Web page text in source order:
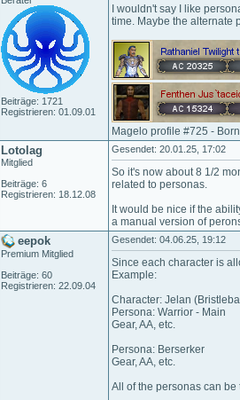
Beiträge: 1721
Registrieren: 01.09.01
I wouldn't say I like
time. Maybe the alternate
Magelo profile #725 -
Lotolag
Mitglied
Beiträge: 6
Registrieren: 18.12.08
Gesendet: 20.01.25, 17:02
So it's now about 8 1/2
related to personas.
It would be nice if the
a manual version of
eepok
Premium Mitglied
Beiträge: 60
Registrieren: 22.09.04
Gesendet: 04.06.25, 19:12
Since each character is
Example:
Character: Jelan
Persona: Warrior - Main
Gear, AA, etc.
Persona: Berserker
Gear, AA, etc.
All of the personas can